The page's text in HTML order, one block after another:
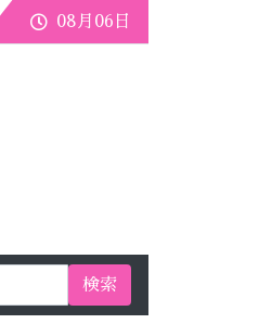
08月06日
検索